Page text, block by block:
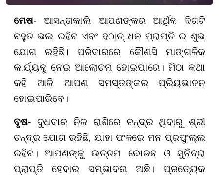
ମେଷ- ଆସନ୍ତାକାଲି ଆପଣଙ୍କର ଆର୍ଥିକ ଦିଗଟି
ବହୁତ ଭଲ ରହିବ ଏବଂ ହଠାତ୍ ଧନ ପ୍ରାପ୍ତି ର ଶୁଭ
ଯୋଗ ରହିଛି। ପରିବାରରେ କୌଣସି ମାଙ୍ଗଳିକ
କାର୍ଯ୍ୟକୁ ନେଇ ଆଲୋଚନା ହୋଇପାରେ। ମିଠା କଥା
କହି ଆଜି ଆପଣ ସମସ୍ତଙ୍କର ପ୍ରିୟଭାଜନ
ହୋଇପାରିବେ।
ବୃଷ- ବୁଧବାର ନିଜ ରାଶିରେ ଚନ୍ଦ୍ର ଥିବାରୁ ଶ୍ରୀ
ଚନ୍ଦ୍ର ଯୋଗ ରହିଛି, ଯାହା ଫଳରେ ମନ ପ୍ରଫୁଲ୍ଲ
ରହିବ। ଆପଣଙ୍କୁ ଉତ୍ତମ ଭୋଜନ ଓ ସୁନିଦ୍ରା
ପ୍ରାପ୍ତି ହେବାର ସମ୍ଭାବନା ଅଛି। ପ୍ରତ୍ୟେକ